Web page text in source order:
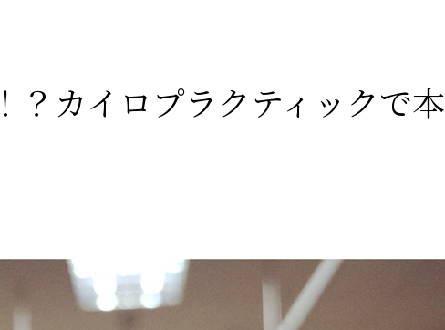
？カイロプラクティックで本